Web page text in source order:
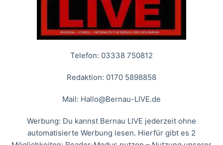
Telefon: 03338 750812
Redaktion: 0170 5898858
Mail: Hallo@Bernau-LIVE.de
Werbung: Du kannst Bernau LIVE jederzeit ohne
automatisierte Werbung lesen. Hierfür gibt es 2